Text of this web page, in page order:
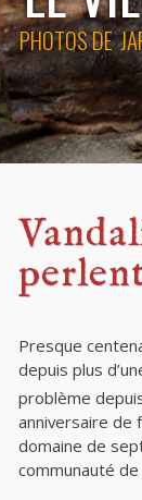
PHOTOS DE
Presque
depuis plus
problème
anniversaire de
domaine de
communauté